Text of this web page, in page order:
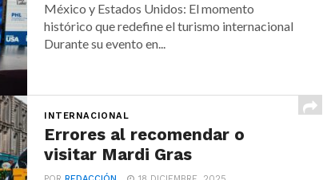
México y Estados Unidos: El momento
histórico que redefine el turismo internacional
Durante su evento en...
INTERNACIONAL
Errores al recomendar o
visitar Mardi Gras